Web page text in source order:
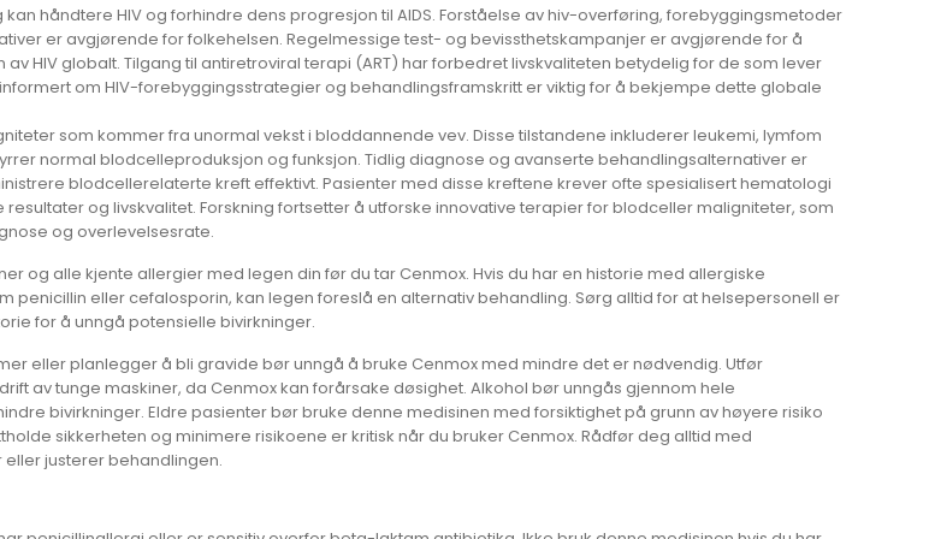
håndtere HIV og forhindre dens progresjon til AIDS. Forståelse av hiv-overføring, forebyggingsmetoder
er avgjørende for folkehelsen. Regelmessige test- og bevissthetskampanjer er avgjørende for å
HIV globalt. Tilgang til antiretroviral terapi (ART) har forbedret livskvaliteten betydelig for de som lever
om HIV-forebyggingsstrategier og behandlingsframskritt er viktig for å bekjempe dette globale
som kommer fra unormal vekst i bloddannende vev. Disse tilstandene inkluderer leukemi, lymfom
normal blodcelleproduksjon og funksjon. Tidlig diagnose og avanserte behandlingsalternativer er
blodcellerelaterte kreft effektivt. Pasienter med disse kreftene krever ofte spesialisert hematologi
og livskvalitet. Forskning fortsetter å utforske innovative terapier for blodceller maligniteter, som
og overlevelsesrate.
og alle kjente allergier med legen din før du tar Cenmox. Hvis du har en historie med allergiske
penicillin eller cefalosporin, kan legen foreslå en alternativ behandling. Sørg alltid for at helsepersonell er
for å unngå potensielle bivirkninger.
eller planlegger å bli gravide bør unngå å bruke Cenmox med mindre det er nødvendig. Utfør
av tunge maskiner, da Cenmox kan forårsake døsighet. Alkohol bør unngås gjennom hele
bivirkninger. Eldre pasienter bør bruke denne medisinen med forsiktighet på grunn av høyere risiko
sikkerheten og minimere risikoene er kritisk når du bruker Cenmox. Rådfør deg alltid med
justerer behandlingen.